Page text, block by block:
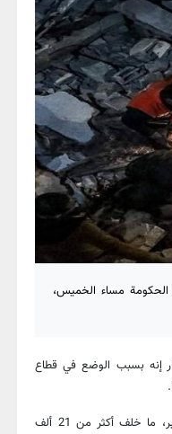
الحكومة مساء الخميس،
إنه بسبب الوضع في قطاع
وتشن إسرائيل منذ 7 اكتوبر قصفا مكثفا لغزة، وبدأت بعمليات برية اعتبارا من 27 أكتوبر، ما خلف أكثر من 21 ألف